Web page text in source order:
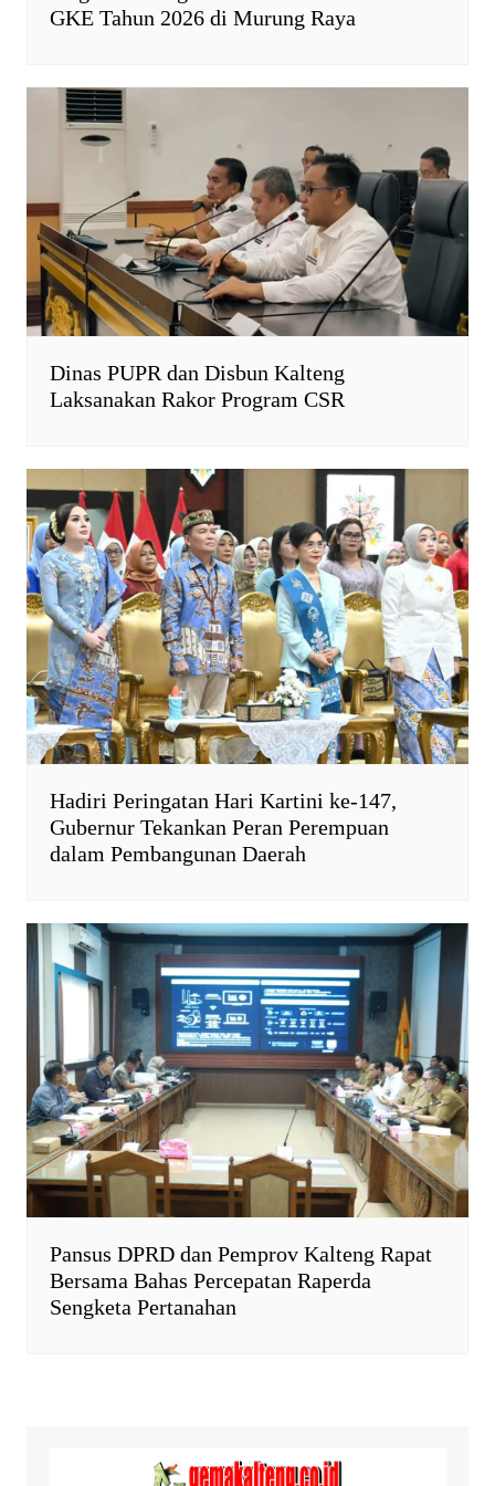
GKE Tahun 2026 di Murung Raya
Dinas PUPR dan Disbun Kalteng
Laksanakan Rakor Program CSR
Hadiri Peringatan Hari Kartini ke-147,
Gubernur Tekankan Peran Perempuan
dalam Pembangunan Daerah
Pansus DPRD dan Pemprov Kalteng Rapat
Bersama Bahas Percepatan Raperda
Sengketa Pertanahan